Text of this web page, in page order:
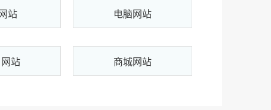
站 电脑网站
站 商城网站